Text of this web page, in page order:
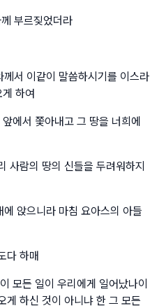
부르짖었더라
서 이같이 말씀하시기를 이스라
하여
에서 쫓아내고 그 땅을 너희에
사람의 땅의 신들을 두려워하지
앉으니라 마침 요아스의 아들
다 하매
모든 일이 우리에게 일어났나이
게 하신 것이 아니냐 한 그 모든